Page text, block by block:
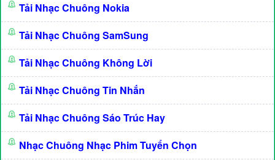
Tải Nhạc Chuông Nokia
Tải Nhạc Chuông SamSung
Tải Nhạc Chuông Không Lời
Tải Nhạc Chuông Tin Nhắn
Tải Nhạc Chuông Sáo Trúc Hay
Nhạc Chuông Nhạc Phim Tuyển Chọn